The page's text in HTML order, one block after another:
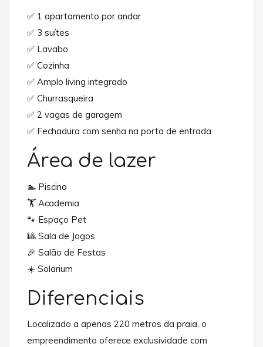
✅ 1 apartamento por andar
✅ 3 suítes
✅ Lavabo
✅ Cozinha
✅ Amplo living integrado
✅ Churrasqueira
✅ 2 vagas de garagem
✅ Fechadura com senha na porta de entrada
Área de lazer
🏊 Piscina
🏋️ Academia
🐾 Espaço Pet
🎱 Sala de Jogos
🎉 Salão de Festas
☀️ Solarium
Diferenciais
Localizado a apenas 220 metros da praia, o
empreendimento oferece exclusividade com